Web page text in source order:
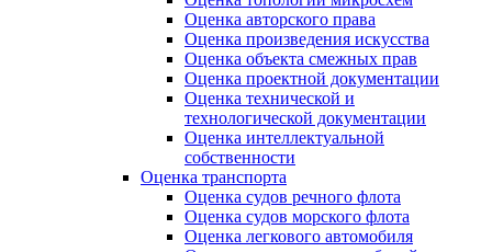
Оценка авторского права
Оценка произведения искусства
Оценка объекта смежных прав
Оценка проектной документации
Оценка технической и
технологической документации
Оценка интеллектуальной
собственности
Оценка транспорта
Оценка судов речного флота
Оценка судов морского флота
Оценка легкового автомобиля